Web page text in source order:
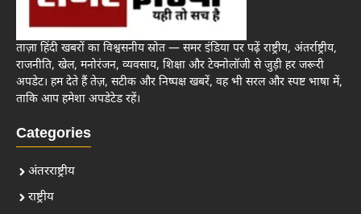
ताज़ा हिंदी खबरों का विश्वसनीय स्रोत — समर इंडिया पर पढ़ें राष्ट्रीय, अंतर्राष्ट्रीय,
राजनीति, खेल, मनोरंजन, व्यवसाय, शिक्षा और टेक्नोलॉजी से जुड़ी हर जरूरी
अपडेट। हम देते हैं तेज़, सटीक और निष्पक्ष खबरें, वह भी सरल और स्पष्ट भाषा में,
ताकि आप हमेशा अपडेटेड रहें।
Categories
अंतरराष्ट्रीय
राष्ट्रीय